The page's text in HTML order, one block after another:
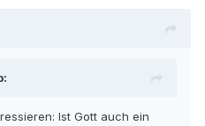
Ist Gott auch ein